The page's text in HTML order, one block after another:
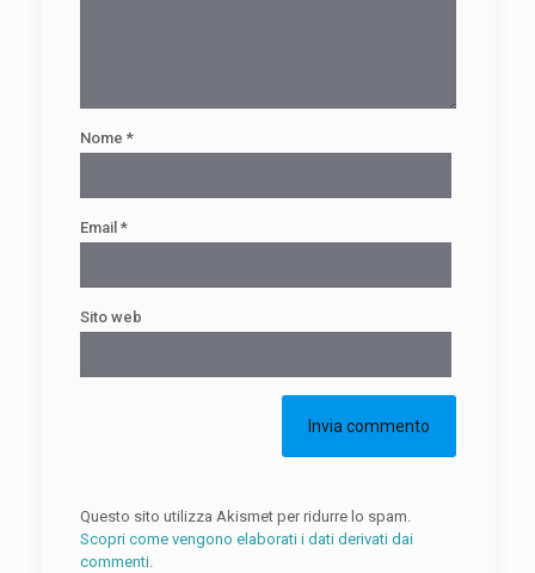
Nome *
Email *
Sito web
Questo sito utilizza Akismet per ridurre lo spam.
Scopri come vengono elaborati i dati derivati dai
commenti.